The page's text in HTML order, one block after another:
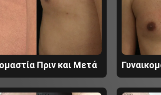
Πριν και Μετά